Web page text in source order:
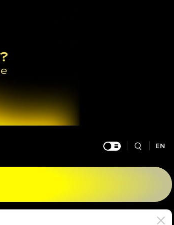
EN